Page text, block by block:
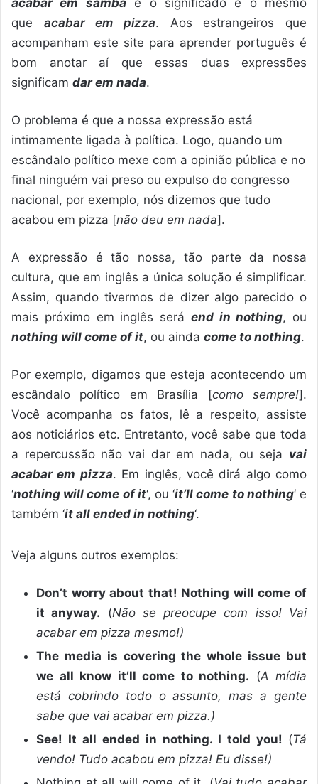
acabar em sambae o significado é o mesmo
que acabar em pizza. Aos estrangeiros que
acompanham este site para aprender português é
bom anotar aí que essas duas expressões
significam dar em nada.
O problema é que a nossa expressão está
intimamente ligada à política. Logo, quando um
escândalo político mexe com a opinião pública e no
final ninguém vai preso ou expulso do congresso
nacional, por exemplo, nós dizemos que tudo
acabou em pizza [não deu em nada].
A expressão é tão nossa, tão parte da nossa
cultura, que em inglês a única solução é simplificar.
Assim, quando tivermos de dizer algo parecido o
mais próximo em inglês será end in nothing, ou
nothing will come of it, ou ainda come to nothing.
Por exemplo, digamos que esteja acontecendo um
escândalo político em Brasília [como sempre!].
Você acompanha os fatos, lê a respeito, assiste
aos noticiários etc. Entretanto, você sabe que toda
a repercussão não vai dar em nada, ou seja vai
acabar em pizza. Em inglês, você dirá algo como
‘nothing will come of it‘, ou ‘it’ll come to nothing‘ e
também ‘it all ended in nothing‘.
Veja alguns outros exemplos:
Don’t worry about that! Nothing will come of
it anyway. (Não se preocupe com isso! Vai
acabar em pizza mesmo!)
The media is covering the whole issue but
we all know it’ll come to nothing. (A mídia
está cobrindo todo o assunto, mas a gente
sabe que vai acabar em pizza.)
See! It all ended in nothing. I told you! (Tá
vendo! Tudo acabou em pizza! Eu disse!)